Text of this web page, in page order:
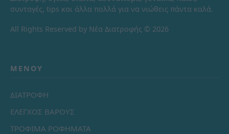
συνταγές, tips και άλλα πολλά για να νιώθεις πάντα καλά.
All Rights Reserved by Νέα Διατροφής © 2026
ΜΕΝΟΎ
ΔΙΑΤΡΟΦΗ
ΕΛΕΓΧΟΣ ΒΑΡΟΥΣ
ΤΡΟΦΙΜΑ ΡΟΦΗΜΑΤΑ